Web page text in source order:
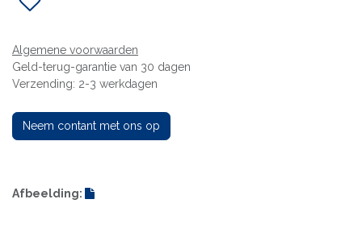
Algemene voorwaarden
Geld-terug-garantie van 30 dagen
Verzending: 2-3 werkdagen
Neem contant met ons op
Afbeelding: